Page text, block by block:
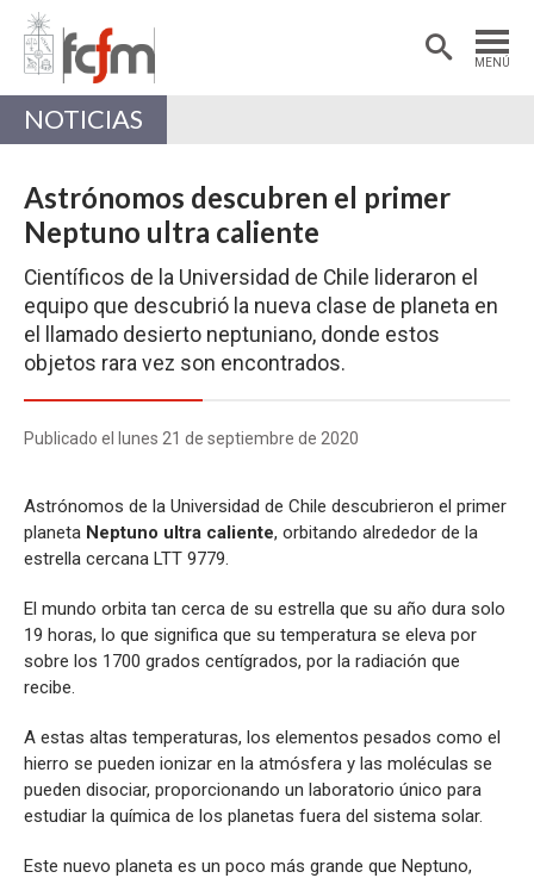
MENÚ
Estudiantes
Académicas/os
NOTICIAS
Astrónomos descubren el primer
Neptuno ultra caliente
Científicos de la Universidad de Chile lideraron el
equipo que descubrió la nueva clase de planeta en
el llamado desierto neptuniano, donde estos
objetos rara vez son encontrados.
Publicado el lunes 21 de septiembre de 2020
Astrónomos de la Universidad de Chile descubrieron el primer
planeta Neptuno ultra caliente, orbitando alrededor de la
estrella cercana LTT 9779.
El mundo orbita tan cerca de su estrella que su año dura solo
19 horas, lo que significa que su temperatura se eleva por
sobre los 1700 grados centígrados, por la radiación que
recibe.
A estas altas temperaturas, los elementos pesados como el
hierro se pueden ionizar en la atmósfera y las moléculas se
pueden disociar, proporcionando un laboratorio único para
estudiar la química de los planetas fuera del sistema solar.
Este nuevo planeta es un poco más grande que Neptuno,